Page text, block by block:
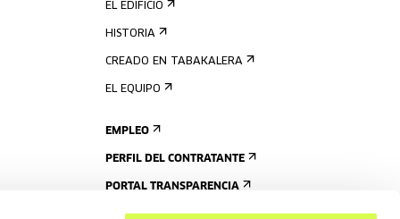
EL EDIFICIO
HISTORIA
CREADO EN TABAKALERA
EL EQUIPO
EMPLEO
PERFIL DEL CONTRATANTE
PORTAL TRANSPARENCIA